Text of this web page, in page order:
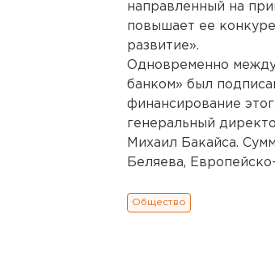
направленный на
повышает ее
развитие».
Одновременно
банком» был
финансирование
генеральный
Михаил Бакайса.
Беляева,
Общество